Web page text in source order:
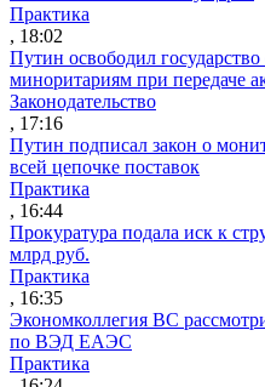
Практика
, 18:02
Путин освободил
миноритариям при передаче
Законодательство
, 17:16
Путин подписал закон о
всей цепочке поставок
Практика
, 16:44
Прокуратура подала иск к
млрд руб.
Практика
, 16:35
Экономколлегия ВС
по ВЭД ЕАЭС
Практика